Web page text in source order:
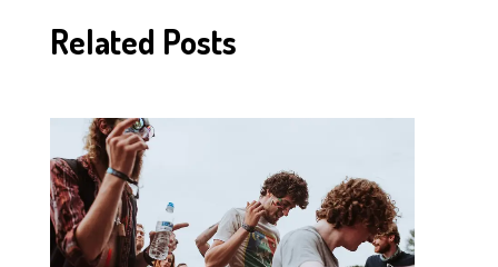
Related Posts